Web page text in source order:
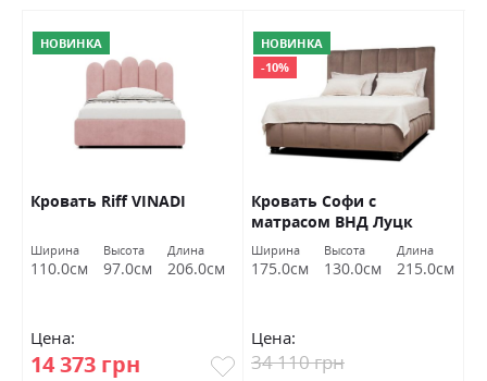
НОВИНКА
Кровать Riff VINADI
Ширина
110.0см
Высота
97.0см
Длина
206.0см
Цена:
14 373 грн
НОВИНКА
-10%
Кровать Софи с
матрасом ВНД Луцк
Ширина
175.0см
Высота
130.0см
Длина
215.0см
Цена:
34 110 грн